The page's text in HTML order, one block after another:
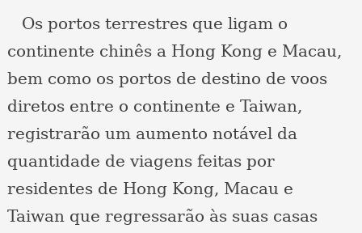
Os portos terrestres que ligam o
continente chinês a Hong Kong e Macau,
bem como os portos de destino de voos
diretos entre o continente e Taiwan,
registrarão um aumento notável da
quantidade de viagens feitas por
residentes de Hong Kong, Macau e
Taiwan que regressarão às suas casas